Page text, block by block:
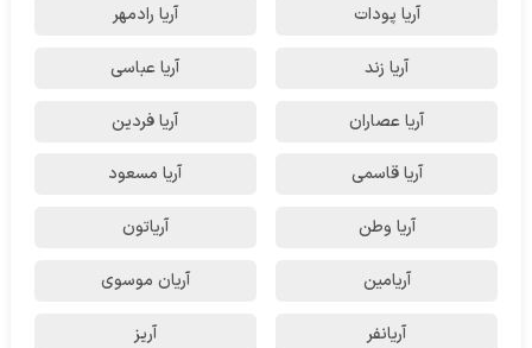
آریا پودات آریا رادمهر
آریا زند آریا عباسی
آریا عصاران آریا فردین
آریا قاسمی آریا مسعود
آریا وطن آریاتون
آریامین آریان موسوی
آریانفر آریز